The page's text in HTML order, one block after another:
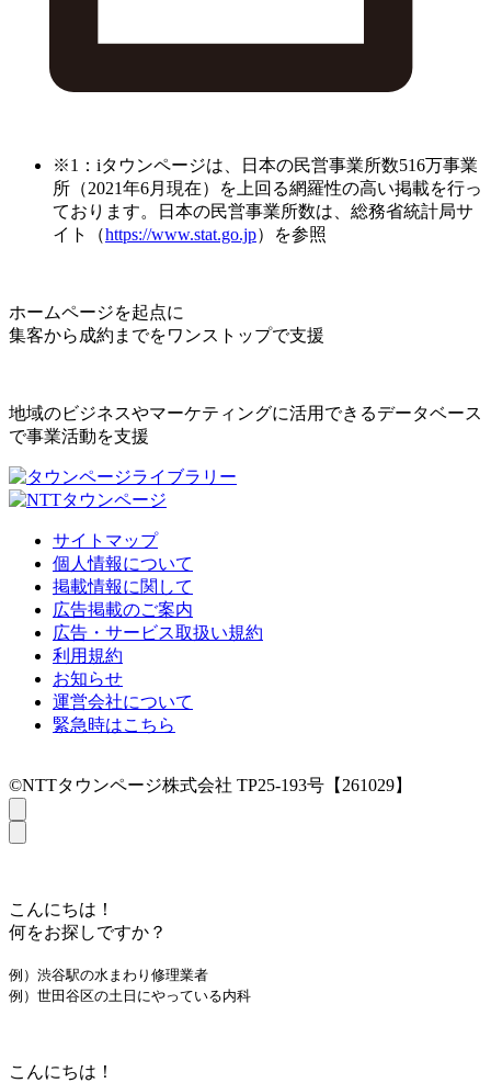
※1：iタウンページは、日本の民営事業所数516万事業
所（2021年6月現在）を上回る網羅性の高い掲載を行っ
ております。日本の民営事業所数は、総務省統計局サ
イト（https://www.stat.go.jp）を参照
ホームページを起点に
集客から成約までをワンストップで支援
地域のビジネスやマーケティングに活用できるデータベース
で事業活動を支援
サイトマップ
個人情報について
掲載情報に関して
広告掲載のご案内
広告・サービス取扱い規約
利用規約
お知らせ
運営会社について
緊急時はこちら
©NTTタウンページ株式会社 TP25-193号【261029】
こんにちは！
何をお探しですか？
例）渋谷駅の水まわり修理業者
例）世田谷区の土日にやっている内科
こんにちは！